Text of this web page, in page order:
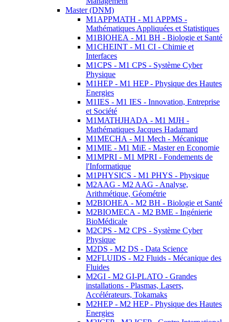
Master (DNM)
M1APPMATH - M1 APPMS -
Mathématiques Appliquées et Statistiques
M1BIOHEA - M1 BH - Biologie et Santé
M1CHEINT - M1 CI - Chimie et
Interfaces
M1CPS - M1 CPS - Système Cyber
Physique
M1HEP - M1 HEP - Physique des Hautes
Energies
M1IES - M1 IES - Innovation, Entreprise
et Société
M1MATHJHADA - M1 MJH -
Mathématiques Jacques Hadamard
M1MECHA - M1 Mech - Mécanique
M1MIE - M1 MiE - Master en Economie
M1MPRI - M1 MPRI - Fondements de
l'Informatique
M1PHYSICS - M1 PHYS - Physique
M2AAG - M2 AAG - Analyse,
Arithmétique, Géométrie
M2BIOHEA - M2 BH - Biologie et Santé
M2BIOMECA - M2 BME - Ingénierie
BioMédicale
M2CPS - M2 CPS - Système Cyber
Physique
M2DS - M2 DS - Data Science
M2FLUIDS - M2 Fluids - Mécanique des
Fluides
M2GI - M2 GI-PLATO - Grandes
installations - Plasmas, Lasers,
Accélérateurs, Tokamaks
M2HEP - M2 HEP - Physique des Hautes
Energies